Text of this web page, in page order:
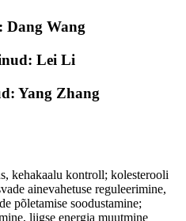
Wang
Lei Li
Yang Zhang
kehakaalu kontroll; kolesterooli
ainevahetuse reguleerimine,
põletamise soodustamine;
liigse energia muutmine